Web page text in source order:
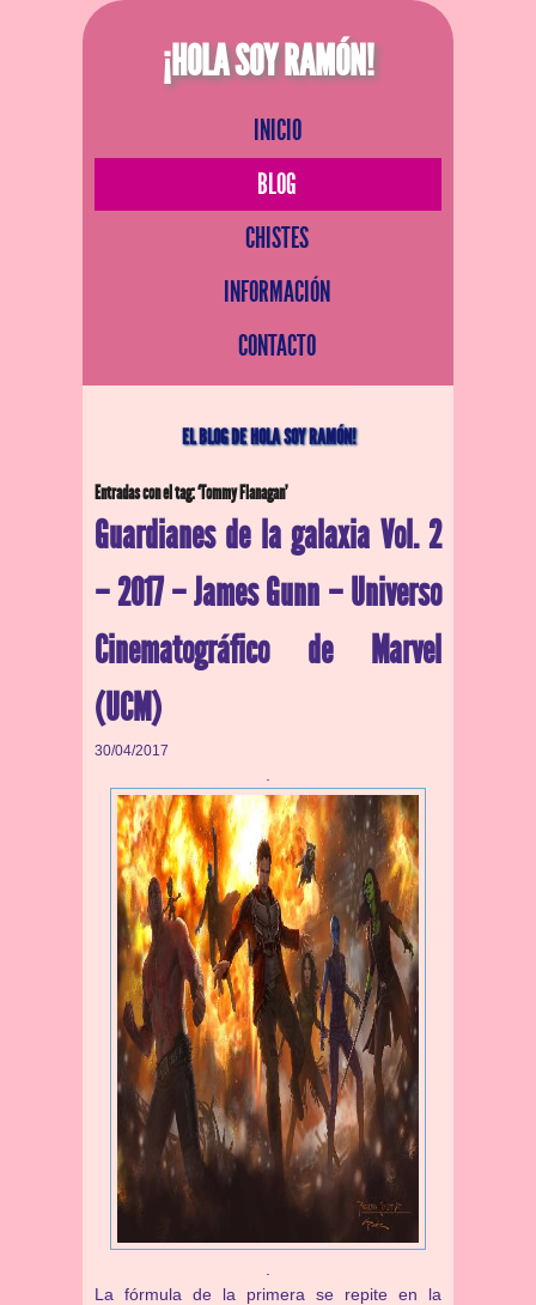
¡HOLA SOY RAMÓN!
INICIO
BLOG
CHISTES
INFORMACIÓN
CONTACTO
EL BLOG DE HOLA SOY RAMÓN!
Entradas con el tag: ‘Tommy Flanagan’
Guardianes de la galaxia Vol. 2
– 2017 – James Gunn – Universo
Cinematográfico de Marvel
(UCM)
30/04/2017
La fórmula de la primera se repite en la